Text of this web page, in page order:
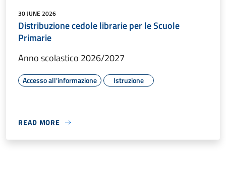
30 JUNE 2026
Distribuzione cedole librarie per le Scuole
Primarie
Anno scolastico 2026/2027
Accesso all'informazione Istruzione
READ MORE